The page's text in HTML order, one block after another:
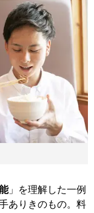
」を理解した一例
ありきのもの。料